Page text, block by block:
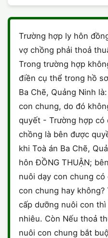
LAO ĐỘNG
SỞ HỮU TRÍ TUỆ
THUẾ - BẢO HIỂM
ĐẤT ĐAI
HÀNH CHÍNH
HÌNH SỰ
HÔN NHÂN - GIA ĐÌNH
LAO ĐỘNG
SỞ HỮU TRÍ TUỆ
THỪA KẾ - DI CHÚC
THUẾ VÀ KẾ TOÁN
ĐĂNG KÝ XE
HÀNH CHÍNH
DOANH NGHIỆP
HỘ KINH DOANH
SỞ HỮU TRÍ TUỆ
LÝ LỊCH TƯ PHÁP
TRÍCH LỤC HỘ TỊCH
CÔNG BỐ SẢN PHẨM
GIẤY PHÉP LAO ĐỘNG
ĐẤT ĐAI
HÌNH SỰ
HỢP ĐỒNG
TỐ TỤNG
KHÁC
Trường hợp ly hôn
vợ chồng phải thoả
Trong trường hợp
điền cụ thể trong hồ
Ba Chẽ, Quảng Ninh
con chung, do đó
quyết - Trường hợp có
chồng là bên được
khi Toà án Ba Chẽ,
hôn ĐỒNG THUẬN;
nuôi dạy con chung
con chung hay
cấp dưỡng nuôi con
nhiêu. Còn Nếu thoả
nuôi con chung bắt